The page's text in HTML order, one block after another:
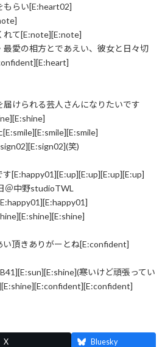
もらい[E:heart02]
れて[E:note][E:note]
愛の相方とであえい、彼女と日々切
けられる芸人さんになりたいです
笑)
[E:happy01][E:up][E:up][E:up][E:up]
＠中野studioTWL
頂きありがーとね[E:confident]
寒いけど頑張ってい
X Bluesky